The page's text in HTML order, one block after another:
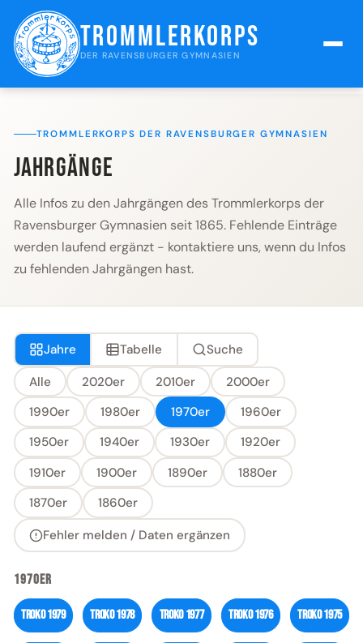
Trommlerkorps
DER RAVENSBURGER GYMNASIEN
TROMMLERKORPS DER RAVENSBURGER GYMNASIEN
Jahrgänge
Alle Infos zu den Jahrgängen des Trommlerkorps der
Ravensburger Gymnasien seit 1865. Fehlende Einträge
werden laufend ergänzt - kontaktiere uns, wenn du Infos
zu fehlenden Jahrgängen hast.
Jahre Tabelle
Suche
Alle
2020er 2010er
2000er
1990er
1980er 1970er
1960er
1950er
1940er 1930er
1920er
1910er
1900er 1890er
1880er
1870er
1860er
Fehler melden / Daten ergänzen
1970ER
Troko1979 Troko1978 Troko1977 Troko1976 Troko1975